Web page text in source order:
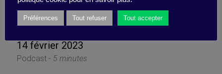
efficace [CO-PRO]
14 février 2023
Podcast - 5 minutes
Préférences Tout refuser Tout accepter